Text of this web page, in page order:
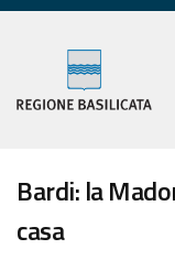
Bardi: la
casa